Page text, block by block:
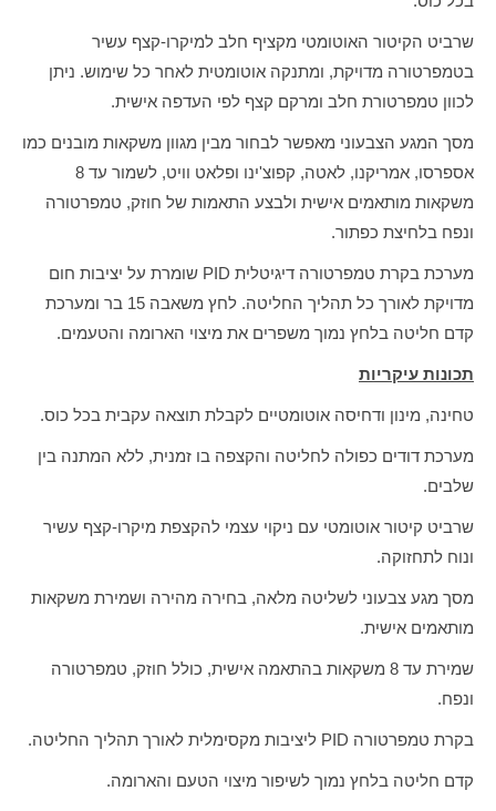
שרביט הקיטור האוטומטי מקציף חלב למיקרו-קצף עשיר
בטמפרטורה מדויקת, ומתנקה אוטומטית לאחר כל שימוש. ניתן
לכוון טמפרטורת חלב ומרקם קצף לפי העדפה אישית.
מסך המגע הצבעוני מאפשר לבחור מבין מגוון משקאות מובנים כמו
אספרסו, אמריקנו, לאטה, קפוצ'ינו ופלאט וויט, לשמור עד 8
משקאות מותאמים אישית ולבצע התאמות של חוזק, טמפרטורה
ונפח בלחיצת כפתור.
מערכת בקרת טמפרטורה דיגיטלית PID שומרת על יציבות חום
מדויקת לאורך כל תהליך החליטה. לחץ משאבה 15 בר ומערכת
קדם חליטה בלחץ נמוך משפרים את מיצוי הארומה והטעמים.
תכונות עיקריות
טחינה, מינון ודחיסה אוטומטיים לקבלת תוצאה עקבית בכל כוס.
מערכת דודים כפולה לחליטה והקצפה בו זמנית, ללא המתנה בין
שלבים.
שרביט קיטור אוטומטי עם ניקוי עצמי להקצפת מיקרו-קצף עשיר
ונוח לתחזוקה.
מסך מגע צבעוני לשליטה מלאה, בחירה מהירה ושמירת משקאות
מותאמים אישית.
שמירת עד 8 משקאות בהתאמה אישית, כולל חוזק, טמפרטורה
ונפח.
בקרת טמפרטורה PID ליציבות מקסימלית לאורך תהליך החליטה.
קדם חליטה בלחץ נמוך לשיפור מיצוי הטעם והארומה.